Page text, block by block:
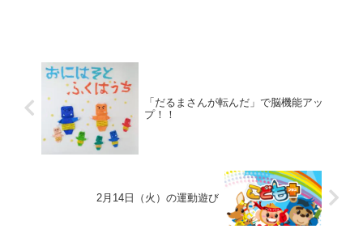
「だるまさんが転んだ」で脳機能アッ
プ！！
2月14日（火）の運動遊び